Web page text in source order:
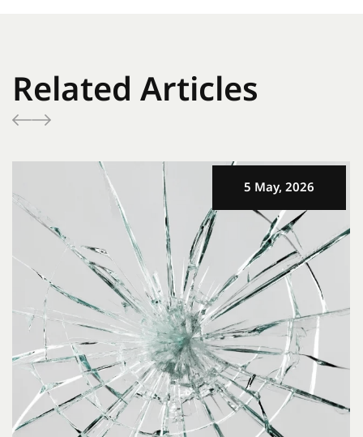
Related Articles
5 May, 2026